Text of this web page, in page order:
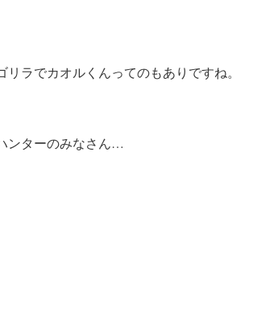
ラでカオルくんってのもありですね。
ンターのみなさん…